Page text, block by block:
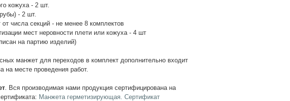
кожуха - 2 шт.
- 2 шт.
числа секций - не менее 8 комплектов
мест неровности плети или кожуха - 4 шт
на партию изделий)
манжет для переходов в комплект дополнительно входит
на месте проведения работ.
. Вся производимая нами продукция сертифицирована на
Манжета герметизирующая. Сертификат